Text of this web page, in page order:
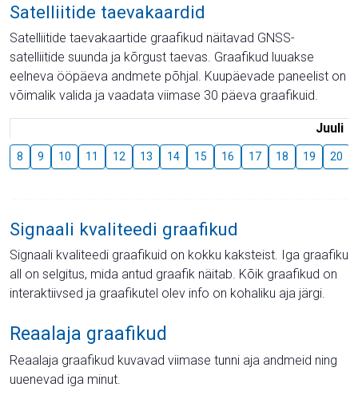
Satelliitide taevakaardid
Satelliitide taevakaartide graafikud näitavad GNSS-
satelliitide suunda ja kõrgust taevas. Graafikud luuakse
eelneva ööpäeva andmete põhjal. Kuupäevade paneelist on
võimalik valida ja vaadata viimase 30 päeva graafikuid.
Juuli
8 9 10 11 12 13 14 15 16 17 18 19 20
Signaali kvaliteedi graafikud
Signaali kvaliteedi graafikuid on kokku kaksteist. Iga graafiku
all on selgitus, mida antud graafik näitab. Kõik graafikud on
interaktiivsed ja graafikutel olev info on kohaliku aja järgi.
Reaalaja graafikud
Reaalaja graafikud kuvavad viimase tunni aja andmeid ning
uuenevad iga minut.